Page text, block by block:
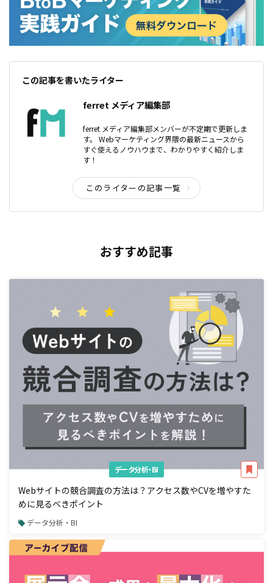
この記事を書いたライター
ferret メディア編集部
ferret メディア編集部メンバーが不定期で更新しま
す。 Webマーケティング界隈の最新ニュースから
すぐ使えるノウハウまで、わかりやすく紹介しま
す！
このライターの記事一覧
おすすめ記事
データ分析・BI
Webサイトの競合調査の方法は？アクセス数やCVを増やすた
めに見るべきポイント
データ分析・BI